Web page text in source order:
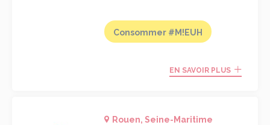
Consommer #M!EUH
EN SAVOIR PLUS
Rouen, Seine-Maritime